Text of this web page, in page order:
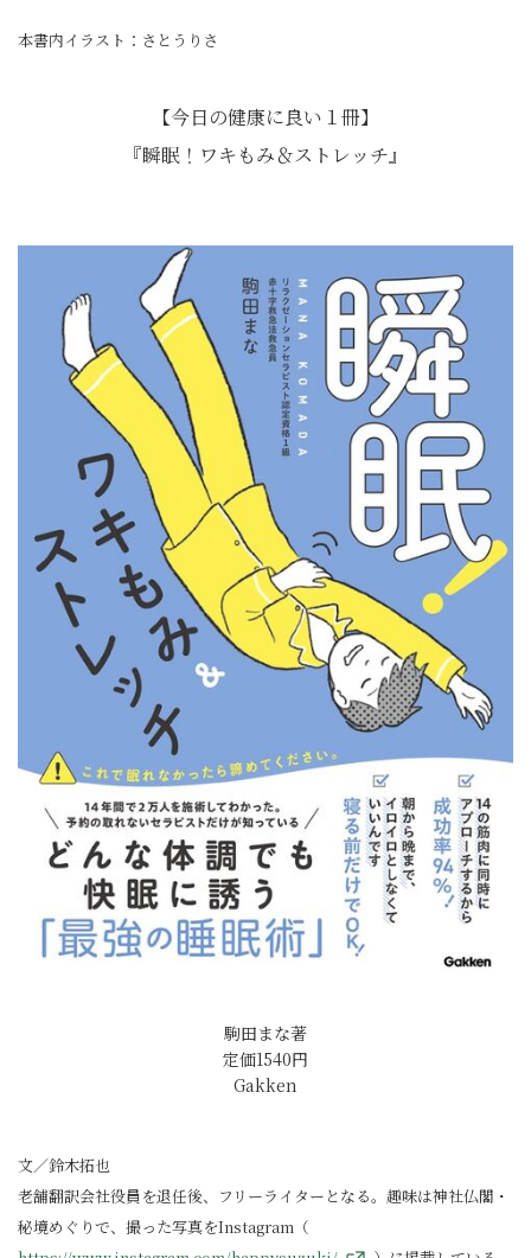
本書内イラスト：さとうりさ
【今日の健康に良い１冊】
『瞬眠！ワキもみ＆ストレッチ』
駒田まな著
定価1540円
Gakken
文／鈴木拓也
老舗翻訳会社役員を退任後、フリーライターとなる。趣味は神社仏閣・
秘境めぐりで、撮った写真をInstagram（